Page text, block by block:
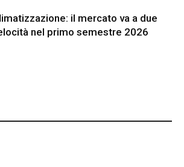
il mercato va a due
nel primo semestre 2026